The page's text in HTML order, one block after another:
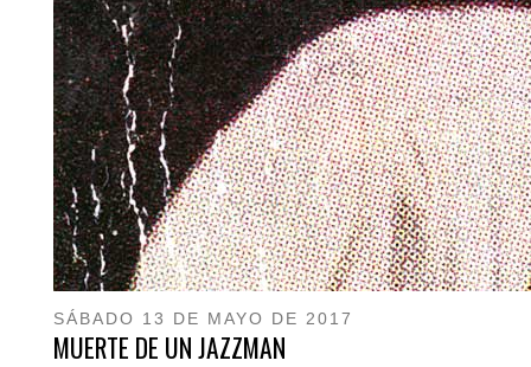
SÁBADO 13 DE MAYO DE 2017
MUERTE DE UN JAZZMAN